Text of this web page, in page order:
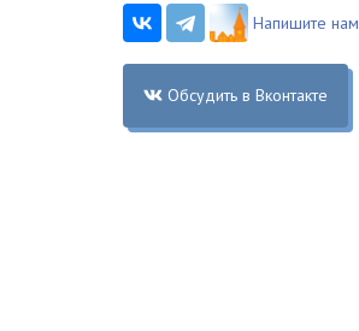
Напишите нам
Обсудить в Вконтакте